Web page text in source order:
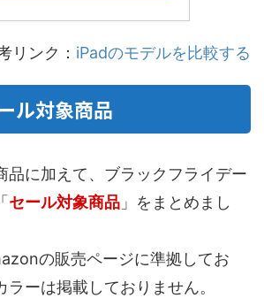
リンク： iPadのモデルを比較する
ル対象商品
品に加えて、ブラックフライデー
セール対象商品 」をまとめまし
の販売ページに準拠してお
ラーは掲載しておりません。